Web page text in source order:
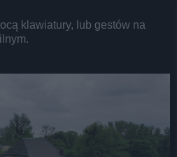
klawiatury, lub gestów na